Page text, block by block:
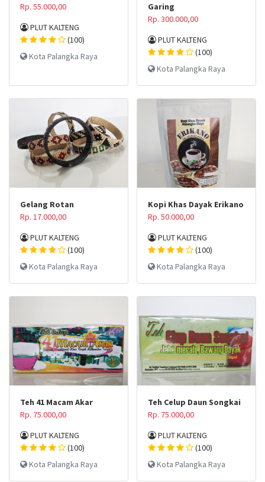
Rp. 55.000,00
PLUT KALTENG
(100)
Kota Palangka Raya
Garing
Rp. 300.000,00
PLUT KALTENG
(100)
Kota Palangka Raya
Gelang Rotan
Rp. 17.000,00
PLUT KALTENG
(100)
Kota Palangka Raya
Kopi Khas Dayak Erikano
Rp. 50.000,00
PLUT KALTENG
(100)
Kota Palangka Raya
Teh 41 Macam Akar
Rp. 75.000,00
PLUT KALTENG
(100)
Kota Palangka Raya
Teh Celup Daun Songkai
Rp. 75.000,00
PLUT KALTENG
(100)
Kota Palangka Raya